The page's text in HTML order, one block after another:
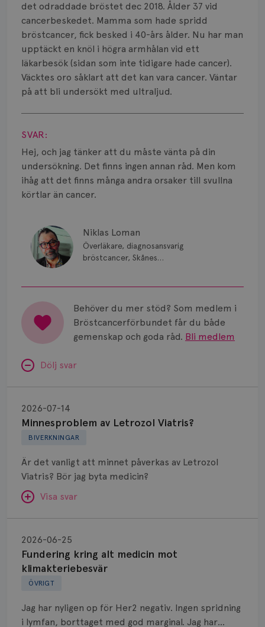
det odraddade bröstet dec 2018. Ålder 37 vid
cancerbeskedet. Mamma som hade spridd
bröstcancer, fick besked i 40-års ålder. Nu har man
upptäckt en knöl i högra armhålan vid ett
läkarbesök (sidan som inte tidigare hade cancer).
Väcktes oro såklart att det kan vara cancer. Väntar
på att bli undersökt med ultraljud.
Visa svar
SVAR:
Hej, och jag tänker att du måste vänta på din
undersökning. Det finns ingen annan råd. Men kom
ihåg att det finns många andra orsaker till svullna
körtlar än cancer.
Niklas Loman
Överläkare, diagnosansvarig
bröstcancer, Skånes
Behöver du mer stöd? Som medlem i
Bröstcancerförbundet får du både
gemenskap och goda råd. Bli medlem
Dölj svar
BIVERKNINGAR
Minnesproblem av Letrozol Viatris?
2026-07-14
Är det vanligt att minnet påverkas av Letrozol
Viatris? Bör jag byta medicin?
Visa svar
SVAR:
Hej. Oavsett vilken hormonsänkande behandling
(men även cytostatika) man får så kan en del
uppleva negativ påverkan på minnet. Prata din
märke eller annan aromatashämmare. Det kan ofta
Letrozol
Viatris?
ÖVRIGT
Fundering kring alt medicin mot
klimakteriebesvär
2026-06-25
Jag har nyligen op för Her2 negativ. Ingen spridning
i lymfan, borttaget med god marginal. Jag har
kring
medicin
Knöl
Läkemedel
Typ av bröstcancer
Smärta
Risker
Spridd bröstcancer
Strålning
Vätska